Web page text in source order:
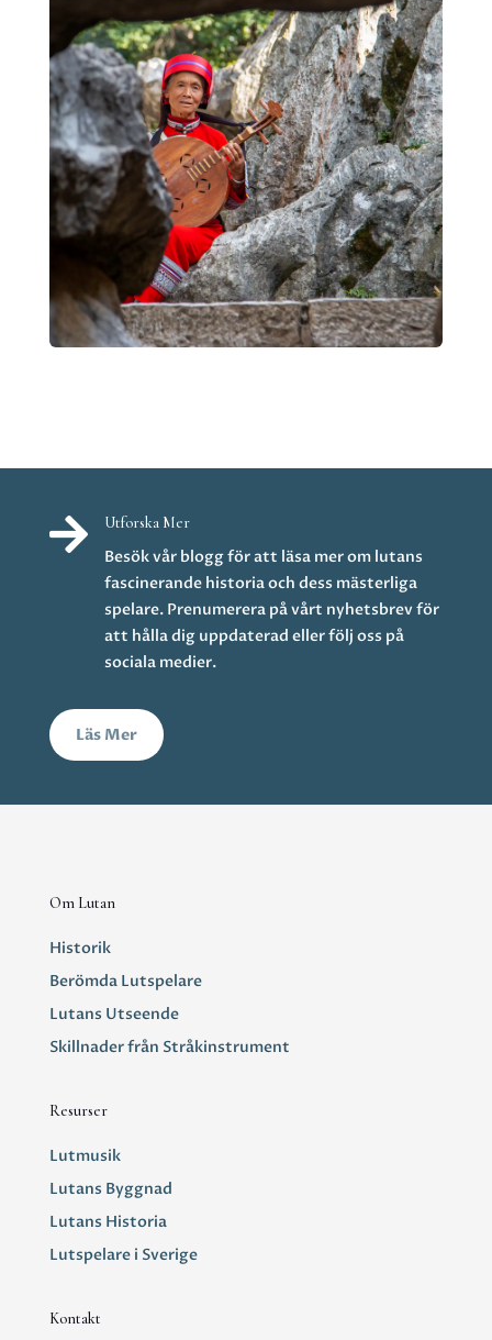
 Utforska Mer
Besök vår blogg för att läsa mer om lutans
fascinerande historia och dess mästerliga
spelare. Prenumerera på vårt nyhetsbrev för
att hålla dig uppdaterad eller följ oss på
sociala medier.
Läs Mer
Om Lutan
Historik
Berömda Lutspelare
Lutans Utseende
Skillnader från Stråkinstrument
Resurser
Lutmusik
Lutans Byggnad
Lutans Historia
Lutspelare i Sverige
Kontakt